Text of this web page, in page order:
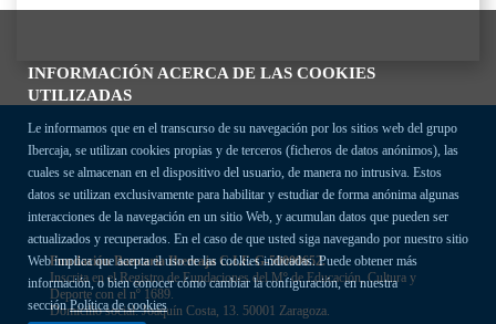
INFORMACIÓN ACERCA DE LAS COOKIES
UTILIZADAS
Le informamos que en el transcurso de su navegación por los sitios web del grupo
Ibercaja, se utilizan cookies propias y de terceros (ficheros de datos anónimos), las
cuales se almacenan en el dispositivo del usuario, de manera no intrusiva. Estos
datos se utilizan exclusivamente para habilitar y estudiar de forma anónima algunas
interacciones de la navegación en un sitio Web, y acumulan datos que pueden ser
actualizados y recuperados. En el caso de que usted siga navegando por nuestro sitio
Web implica que acepta el uso de las cookies indicadas. Puede obtener más
información, o bien conocer cómo cambiar la configuración, en nuestra
secciónPolítica de cookies
Fundación Bancaria Ibercaja C.I.F. G-50000652.
Inscrita en el Registro de Fundaciones del Mº de Educación, Cultura y
Deporte con el nº 1689.
Domicilio social: Joaquín Costa, 13. 50001 Zaragoza.